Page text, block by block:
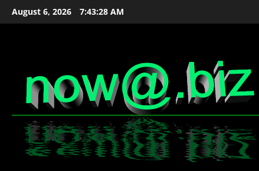
Zum
Inhalt
August 6, 2026 7:43:28 AM